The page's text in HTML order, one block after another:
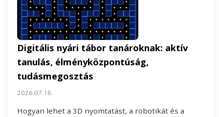
Digitális nyári tábor tanároknak: aktív
tanulás, élményközpontúság,
tudásmegosztás
2026.07.16.
Hogyan lehet a 3D nyomtatást, a robotikát és a